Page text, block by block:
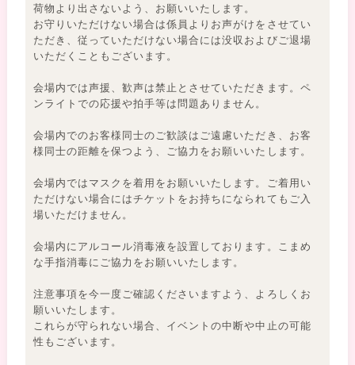
荷物より出さないよう、お願いいたします。
お守りいただけない場合は係員よりお声がけをさせてい
ただき、従っていただけない場合には没収およびご退場
いただくこともございます。
会場内では声援、歓声は禁止とさせていただきます。ペ
ンライトでの応援や拍手等は問題ありません。
会場内でのお客様同士のご歓談はご遠慮いただき、お客
様同士の距離を保つよう、ご協力をお願いいたします。
会場内ではマスクを着用をお願いいたします。ご着用い
ただけない場合にはチケットをお持ちになられてもご入
場いただけません。
会場内にアルコール消毒液を設置しております。こまめ
な手指消毒にご協力をお願いいたします。
注意事項を今一度ご確認くださいますよう、よろしくお
願いいたします。
これらが守られない場合、イベントの中断や中止の可能
性もございます。